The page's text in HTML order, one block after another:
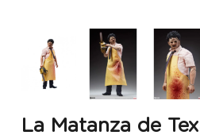
La Matanza de